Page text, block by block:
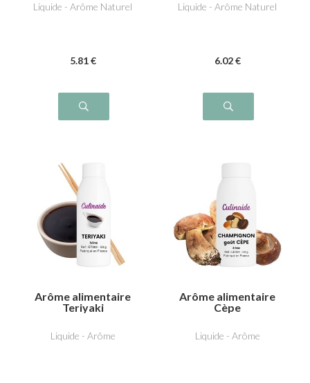
Liquide - Arôme Naturel
5.81 €
Liquide - Arôme Naturel
6.02 €
Arôme alimentaire
Teriyaki
Liquide - Arôme
Arôme alimentaire
Cèpe
Liquide - Arôme